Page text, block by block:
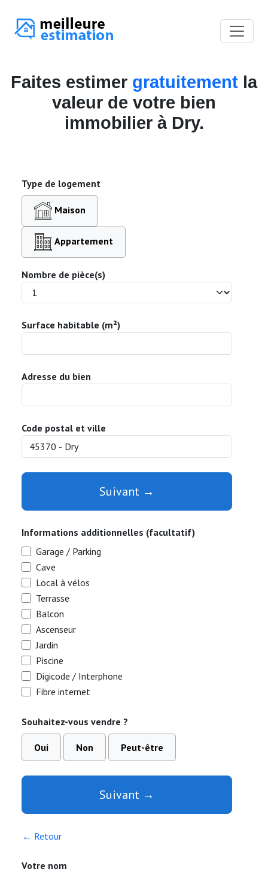
Faites estimer gratuitement la
valeur de votre bien
immobilier à Dry.
Type de logement
Maison
Appartement
Nombre de pièce(s)
Surface habitable (m²)
Adresse du bien
Code postal et ville
Suivant →
Informations additionnelles (facultatif)
Garage / Parking
Cave
Local à vélos
Terrasse
Balcon
Ascenseur
Jardin
Piscine
Digicode / Interphone
Fibre internet
Souhaitez-vous vendre ?
Oui Non Peut-être
Suivant →
← Retour
Votre nom